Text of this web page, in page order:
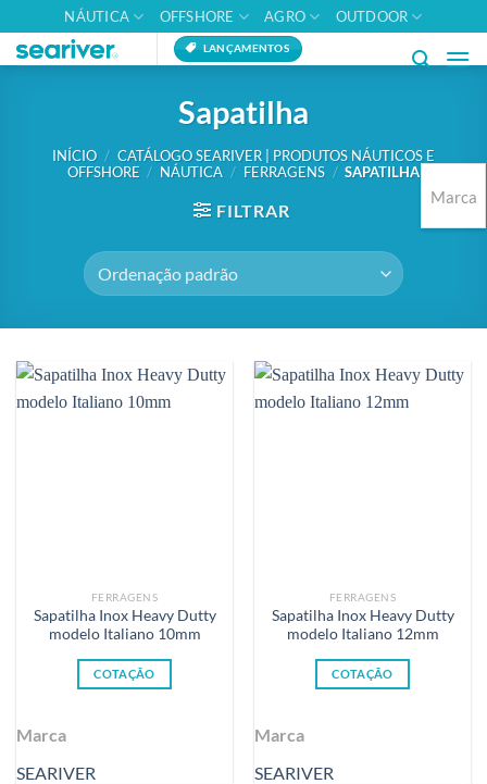
to
content
NÁUTICA OFFSHORE AGRO OUTDOOR
LANÇAMENTOS
Sapatilha
INÍCIO / CATÁLOGO SEARIVER | PRODUTOS NÁUTICOS E
OFFSHORE / NÁUTICA / FERRAGENS / SAPATILHA
FILTRAR
FERRAGENS
Sapatilha Inox Heavy Dutty
modelo Italiano 10mm
COTAÇÃO
Marca
SEARIVER
FERRAGENS
Sapatilha Inox Heavy Dutty
modelo Italiano 12mm
COTAÇÃO
Marca
SEARIVER
Marca